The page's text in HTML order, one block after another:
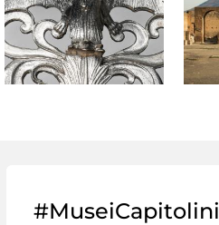
#MuseiCapitolini